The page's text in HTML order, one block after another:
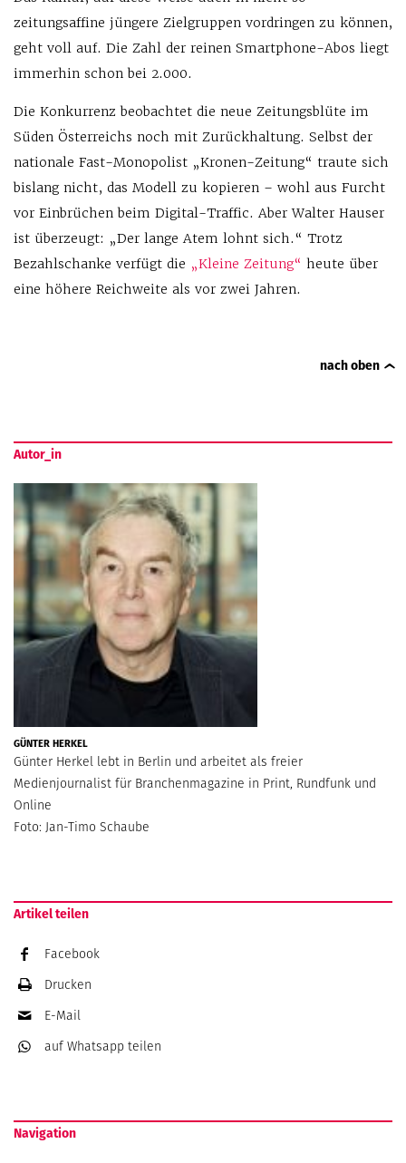
zeitungsaffine jüngere Zielgruppen vordringen zu können,
geht voll auf. Die Zahl der reinen Smartphone-Abos liegt
immerhin schon bei 2.000.
Die Konkurrenz beobachtet die neue Zeitungsblüte im
Süden Österreichs noch mit Zurückhaltung. Selbst der
nationale Fast-Monopolist „Kronen-Zeitung“ traute sich
bislang nicht, das Modell zu kopieren – wohl aus Furcht
vor Einbrüchen beim Digital-Traffic. Aber Walter Hauser
ist überzeugt: „Der lange Atem lohnt sich.“ Trotz
Bezahlschanke verfügt die „Kleine Zeitung“ heute über
eine höhere Reichweite als vor zwei Jahren.
nach oben
Autor_in
GÜNTER HERKEL
Günter Herkel lebt in Berlin und arbeitet als freier
Medienjournalist für Branchenmagazine in Print, Rundfunk und
Online
Foto: Jan-Timo Schaube
Artikel teilen
Facebook
Drucken
E-Mail
auf Whatsapp teilen
Navigation